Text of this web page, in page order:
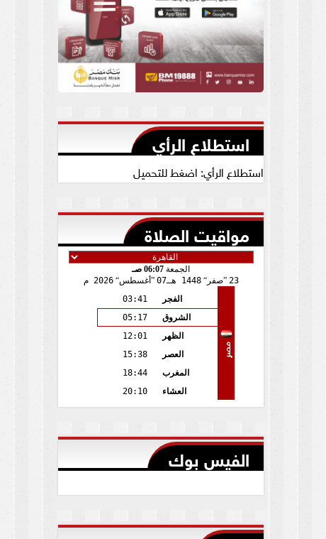
استطلاع الرأي
استطلاع الرأي: اضغط للتحميل
مواقيت الصلاة
الجمعة 06:07 صـ
23
صفر 1448 هـ 07 أغسطس 2026 م
مصر
الفجر
03:41
الشروق
05:17
الظهر
12:01
العصر
15:38
المغرب
18:44
العشاء
20:10
الفيس بوك